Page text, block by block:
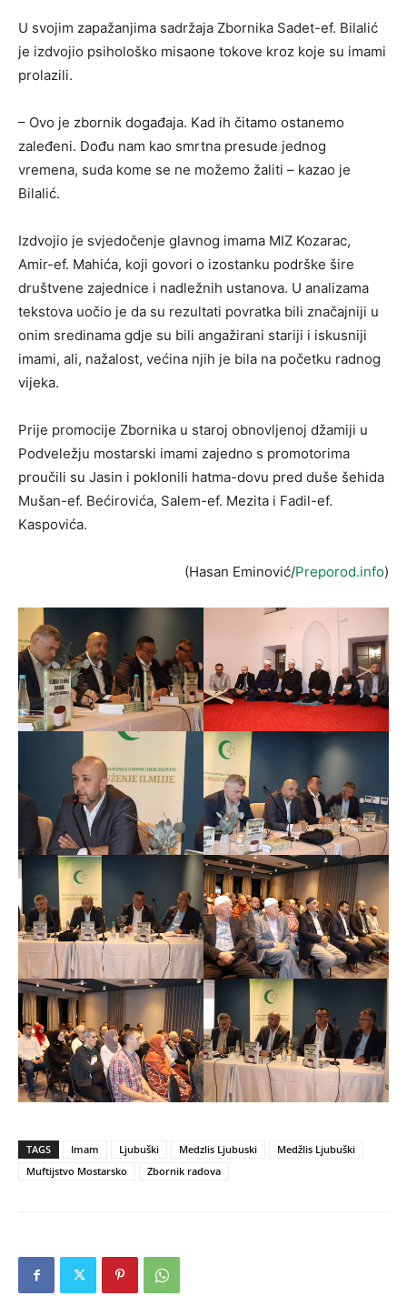
U svojim zapažanjima sadržaja Zbornika Sadet-ef. Bilalić
je izdvojio psihološko misaone tokove kroz koje su imami
prolazili.
– Ovo je zbornik događaja. Kad ih čitamo ostanemo
zaleđeni. Dođu nam kao smrtna presude jednog
vremena, suda kome se ne možemo žaliti – kazao je
Bilalić.
Izdvojio je svjedočenje glavnog imama MIZ Kozarac,
Amir-ef. Mahića, koji govori o izostanku podrške šire
društvene zajednice i nadležnih ustanova. U analizama
tekstova uočio je da su rezultati povratka bili značajniji u
onim sredinama gdje su bili angažirani stariji i iskusniji
imami, ali, nažalost, većina njih je bila na početku radnog
vijeka.
Prije promocije Zbornika u staroj obnovljenoj džamiji u
Podveležju mostarski imami zajedno s promotorima
proučili su Jasin i poklonili hatma-dovu pred duše šehida
Mušan-ef. Bećirovića, Salem-ef. Mezita i Fadil-ef.
Kaspovića.
(Hasan Eminović/Preporod.info)
TAGS Imam Ljubuški Medzlis Ljubuski
Medžlis Ljubuški
Muftijstvo Mostarsko
Zbornik radova